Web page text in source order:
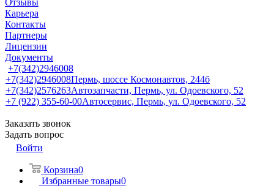
Отзывы
Карьера
Контакты
Партнеры
Лицензии
Документы
+7(342)2946008
+7(342)2946008Пермь, шоссе Космонавтов, 244б
+7(342)2576263Автозапчасти, Пермь, ул. Одоевского, 52
+7 (922) 355-60-00Автосервис, Пермь, ул. Одоевского, 52
Заказать звонок
Задать вопрос
Войти
Корзина0
Избранные товары0